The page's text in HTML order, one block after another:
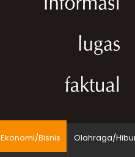
Ekonomi/Bisnis Olahraga/